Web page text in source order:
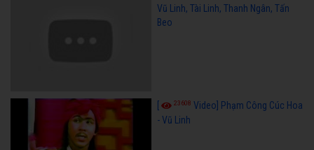
Vũ Linh, Tài Linh, Thanh Ngân, Tấn
Beo
23608 Video] Phạm Công Cúc Hoa
- Vũ Linh